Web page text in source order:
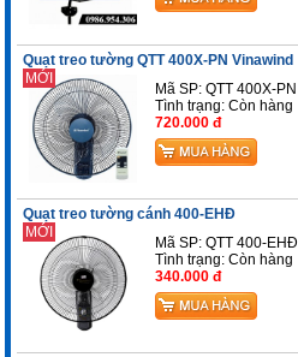
Quạt treo tường QTT 400X-PN Vinawind
MỚI
Mã SP: QTT 400X-PN
Tình trạng:Còn hàng
720.000 đ
Quạt treo tường cánh 400-EHĐ
MỚI
Mã SP: QTT 400-EHĐ
Tình trạng:Còn hàng
340.000 đ